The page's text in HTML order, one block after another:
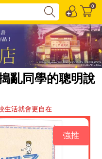
0
亂同學的聰明說
生活就會更自在
強推